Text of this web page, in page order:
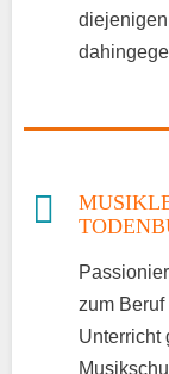
zum
Unterricht